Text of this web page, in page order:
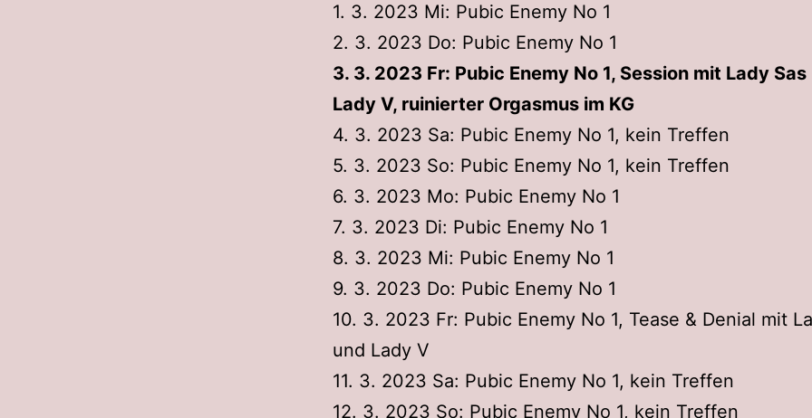
1. 3. 2023 Mi: Pubic Enemy No 1
2. 3. 2023 Do: Pubic Enemy No 1
3. 3. 2023 Fr: Pubic Enemy No 1, Session mit Lady Sas
Lady V, ruinierter Orgasmus im KG
4. 3. 2023 Sa: Pubic Enemy No 1, kein Treffen
5. 3. 2023 So: Pubic Enemy No 1, kein Treffen
6. 3. 2023 Mo: Pubic Enemy No 1
7. 3. 2023 Di: Pubic Enemy No 1
8. 3. 2023 Mi: Pubic Enemy No 1
9. 3. 2023 Do: Pubic Enemy No 1
10. 3. 2023 Fr: Pubic Enemy No 1, Tease & Denial mit
und Lady V
11. 3. 2023 Sa: Pubic Enemy No 1, kein Treffen
12. 3. 2023 So: Pubic Enemy No 1, kein Treffen